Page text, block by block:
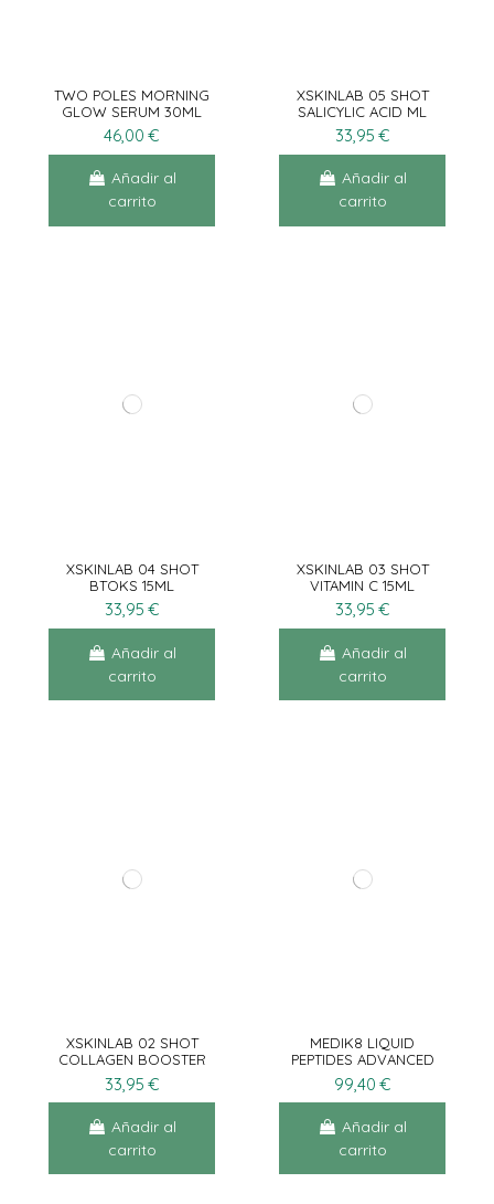
TWO POLES MORNING
GLOW SERUM 30ML
46,00 €
Añadir al
carrito
XSKINLAB 05 SHOT
SALICYLIC ACID ML
33,95 €
Añadir al
carrito
XSKINLAB 04 SHOT
BTOKS 15ML
33,95 €
Añadir al
carrito
XSKINLAB 03 SHOT
VITAMIN C 15ML
33,95 €
Añadir al
carrito
XSKINLAB 02 SHOT
COLLAGEN BOOSTER
15ML
33,95 €
Añadir al
carrito
MEDIK8 LIQUID
PEPTIDES ADVANCED
30ML
99,40 €
Añadir al
carrito